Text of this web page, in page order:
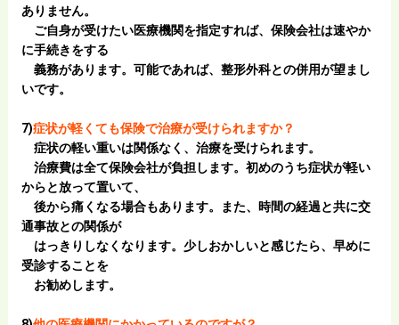
ありません。
ご自身が受けたい医療機関を指定すれば、保険会社は速やか
に手続きをする
義務があります。可能であれば、整形外科との併用が望まし
いです。
7)症状が軽くても保険で治療が受けられますか？
症状の軽い重いは関係なく、治療を受けられます。
治療費は全て保険会社が負担します。初めのうち症状が軽い
からと放って置いて、
後から痛くなる場合もあります。また、時間の経過と共に交
通事故との関係が
はっきりしなくなります。少しおかしいと感じたら、早めに
受診することを
お勧めします。